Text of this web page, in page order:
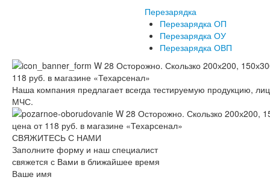
Перезарядка
Перезарядка ОП
Перезарядка ОУ
Перезарядка ОВП
Наша компания предлагает всегда тестируемую продукцию,
МЧС.
СВЯЖИТЕСЬ С НАМИ
Заполните форму и наш специалист
свяжется с Вами в ближайшее время
Ваше имя